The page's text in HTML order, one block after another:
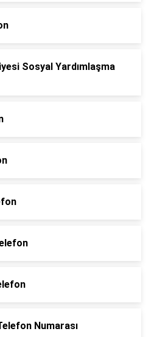
Sosyal Yardımlaşma
Numarası